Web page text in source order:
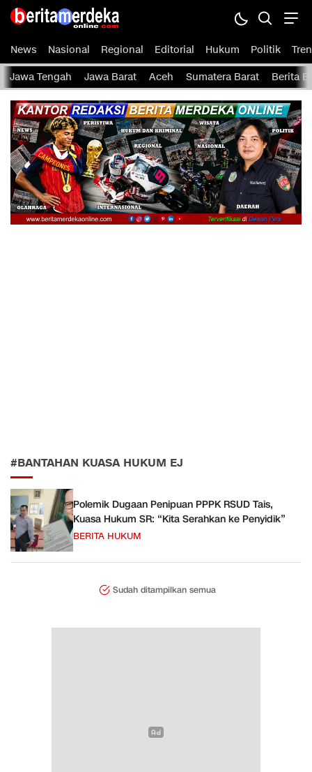
Berita Merdeka Online
Menyajikan Berita Harian Terbaru Lokal, Regional, dan Nasional
News Nasional Regional Editorial Hukum Politik Tren
Jawa Tengah Jawa Barat Aceh Sumatera Barat Berita
#BANTAHAN KUASA HUKUM EJ
Polemik Dugaan Penipuan PPPK RSUD Tais,
Kuasa Hukum SR: “Kita Serahkan ke Penyidik”
BERITA HUKUM
Sudah ditampilkan semua